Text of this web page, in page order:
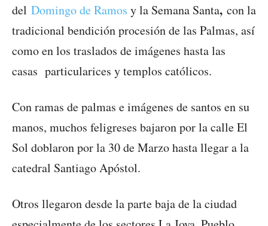
del Domingo de Ramos y la Semana Santa, con la
tradicional bendición procesión de las Palmas, así
como en los traslados de imágenes hasta las
casas particularices y templos católicos.
Con ramas de palmas e imágenes de santos en su
manos, muchos feligreses bajaron por la calle El
Sol doblaron por la 30 de Marzo hasta llegar a la
catedral Santiago Apóstol.
Otros llegaron desde la parte baja de la ciudad